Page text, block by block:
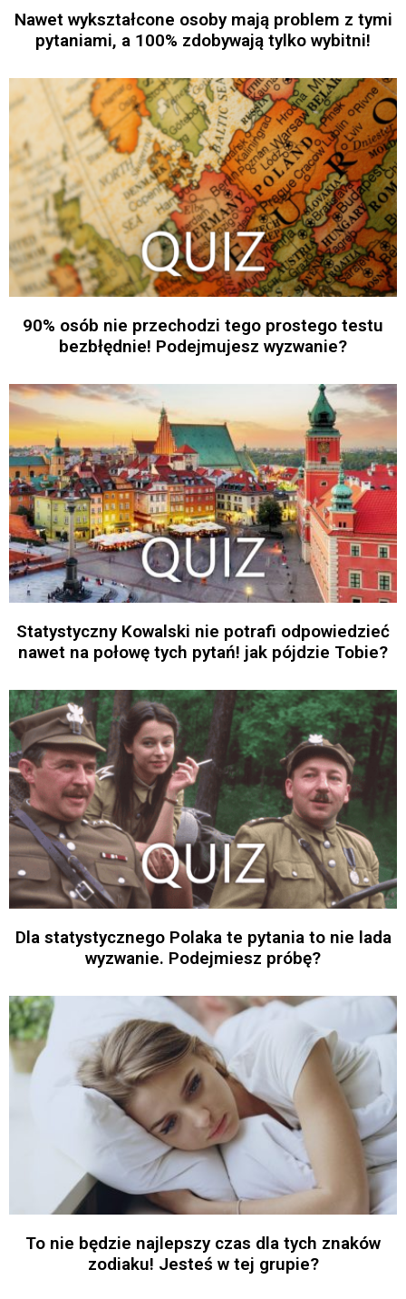
Nawet wykształcone osoby mają problem z tymi
pytaniami, a 100% zdobywają tylko wybitni!
90% osób nie przechodzi tego prostego testu
bezbłędnie! Podejmujesz wyzwanie?
Statystyczny Kowalski nie potrafi odpowiedzieć
nawet na połowę tych pytań! jak pójdzie Tobie?
Dla statystycznego Polaka te pytania to nie lada
wyzwanie. Podejmiesz próbę?
To nie będzie najlepszy czas dla tych znaków
zodiaku! Jesteś w tej grupie?